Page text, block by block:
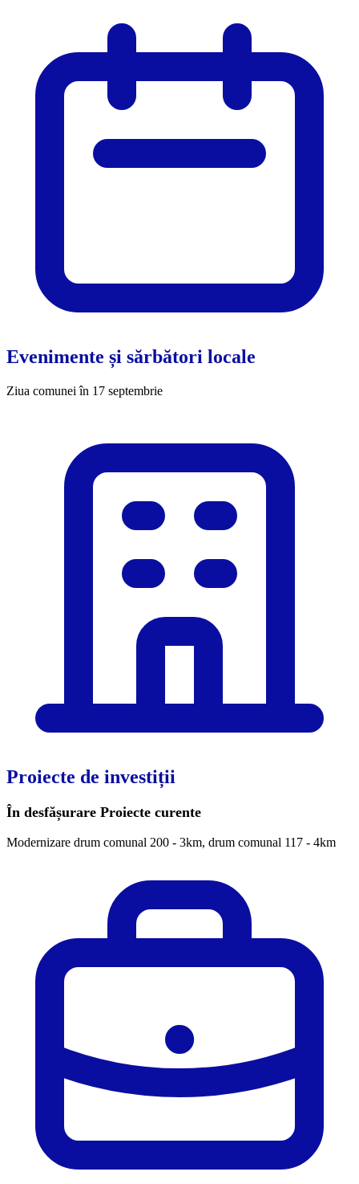
Evenimente și sărbători locale
Ziua comunei în 17 septembrie
Proiecte de investiții
În desfășurare Proiecte curente
Modernizare drum comunal 200 - 3km, drum comunal 117 - 4km